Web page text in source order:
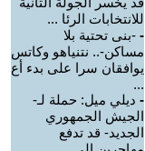
للانتخابات الرئا ...
- -بنى تحتية بلا
مساكن-.. نتنياهو وكاتس
يوافقان سرا على بدء أع
...
- ديلي ميل: حملة لـ-
الجيش الجمهوري
الجديد- قد تدفع